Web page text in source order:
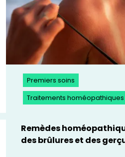
Premiers soins
Traitements homéopathiques
Remèdes
des brûlures et des